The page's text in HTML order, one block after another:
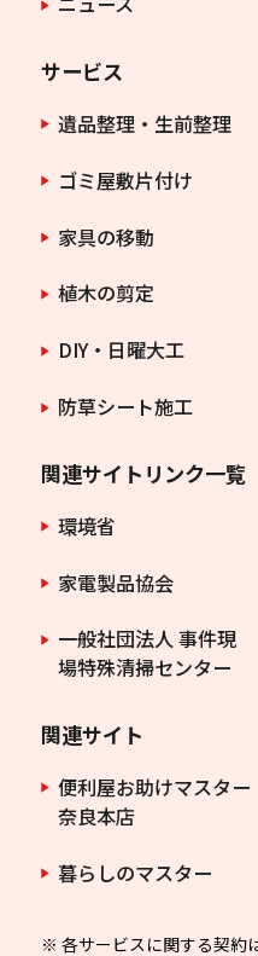
サービス
遺品整理・生前整理
ゴミ屋敷片付け
家具の移動
植木の剪定
DIY・日曜大工
防草シート施工
関連サイトリンク一覧
環境省
家電製品協会
一般社団法人 事件現
場特殊清掃センター
関連サイト
便利屋お助けマスター
奈良本店
暮らしのマスター
※ 各サービスに関する契約